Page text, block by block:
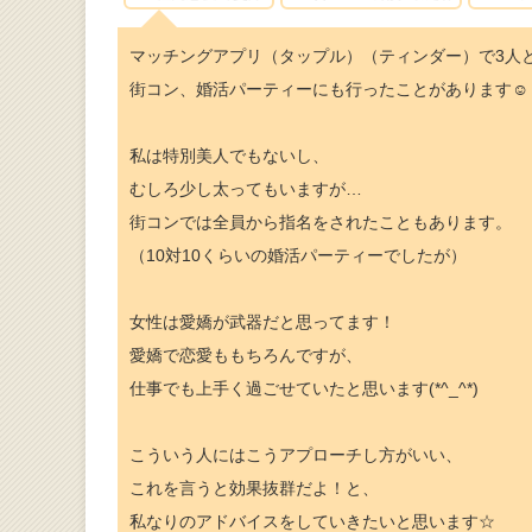
マッチングアプリ（タップル）（ティンダー）で3人
街コン、婚活パーティーにも行ったことがあります☺
私は特別美人でもないし、
むしろ少し太ってもいますが…
街コンでは全員から指名をされたこともあります。
（10対10くらいの婚活パーティーでしたが）
女性は愛嬌が武器だと思ってます！
愛嬌で恋愛ももちろんですが、
仕事でも上手く過ごせていたと思います(*^_^*)
こういう人にはこうアプローチし方がいい、
これを言うと効果抜群だよ！と、
私なりのアドバイスをしていきたいと思います☆